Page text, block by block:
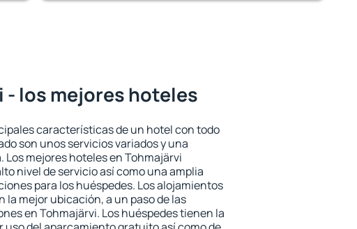
- los mejores hoteles
características de un hotel con todo
son unos servicios variados y una
mejores hoteles en Tohmajärvi
nivel de servicio así como una amplia
para los huéspedes. Los alojamientos
la mejor ubicación, a un paso de las
en Tohmajärvi. Los huéspedes tienen la